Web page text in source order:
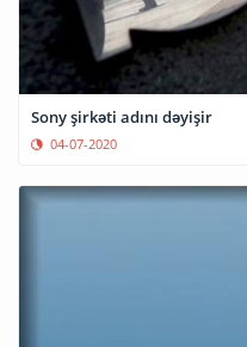
Sony şirkəti adını dəyişir
04-07-2020